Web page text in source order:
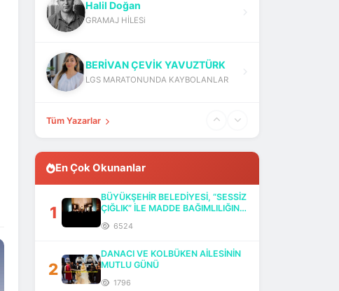
Halil Doğan
GRAMAJ HİLESi
BERİVAN ÇEVİK YAVUZTÜRK
LGS MARATONUNDA KAYBOLANLAR
Tüm Yazarlar
En Çok Okunanlar
1
BÜYÜKŞEHİR BELEDİYESİ, “SESSİZ
ÇIĞLIK” İLE MADDE BAĞIMLILIĞINA
6524
2
DANACI VE KOLBÜKEN AİLESİNİN
MUTLU GÜNÜ
1796